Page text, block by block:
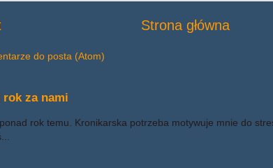
Strona główna
do posta (Atom)
za nami
rok temu. Kronikarska potrzeba motywuje mnie do